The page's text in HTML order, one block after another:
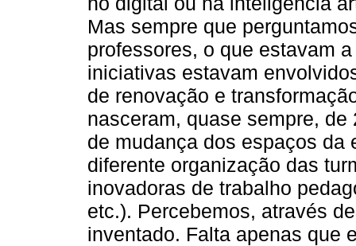
Mas sempre que
professores, o que estavam
iniciativas estavam
de renovação e
nasceram, quase sempre,
de mudança dos espaços da
diferente organização das
inovadoras de trabalho
etc.). Percebemos, através
inventado. Falta apenas que